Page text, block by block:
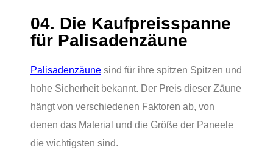
04. Die Kaufpreisspanne
für Palisadenzäune
Palisadenzäune sind für ihre spitzen Spitzen und
hohe Sicherheit bekannt. Der Preis dieser Zäune
hängt von verschiedenen Faktoren ab, von
denen das Material und die Größe der Paneele
die wichtigsten sind.